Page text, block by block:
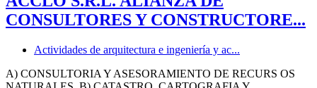
CONSULTORES Y CONSTRUCTORE...
Actividades de arquitectura e ingeniería y ac...
A) CONSULTORIA Y ASESORAMIENTO DE RECURS OS